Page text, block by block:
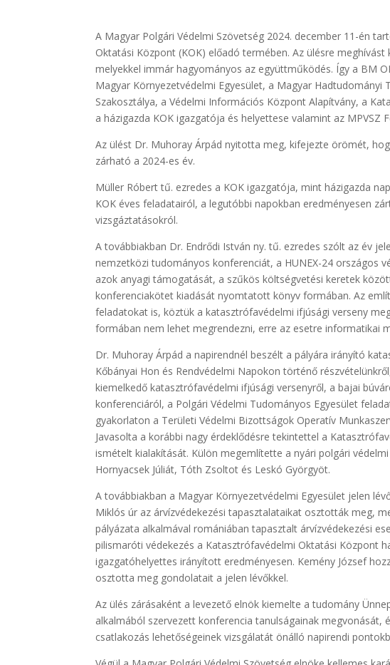
A Magyar Polgári Védelmi Szövetség 2024. december 11-én
Oktatási Központ (KOK) előadó termében. Az ülésre
melyekkel immár hagyományos az együttműködés. Így a BM
Magyar Környezetvédelmi Egyesület, a Magyar
Szakosztálya, a Védelmi Információs Központ Alapítvány, a
a házigazda KOK igazgatója és helyettese valamint az MPVSZ
Az ülést Dr. Muhoray Árpád nyitotta meg, kifejezte örömét,
zárható a 2024-es év.
Müller Róbert tű. ezredes a KOK igazgatója, mint házigazda
KOK éves feladatairól, a legutóbbi napokban eredményesen
vizsgáztatásokról.
A továbbiakban Dr. Endrődi István ny. tű. ezredes szólt az év
nemzetközi tudományos konferenciát, a HUNEX-24 országos
azok anyagi támogatását, a szűkös költségvetési keretek
konferenciakötet kiadását nyomtatott könyv formában. Az
feladatokat is, köztük a katasztrófavédelmi ifjúsági verseny
formában nem lehet megrendezni, erre az esetre informatikai
Dr. Muhoray Árpád a napirendnél beszélt a pályára irányító
Kőbányai Hon és Rendvédelmi Napokon történő
kiemelkedő katasztrófavédelmi ifjúsági versenyről, a bajai
konferenciáról, a Polgári Védelmi Tudományos Egyesület
gyakorlaton a Területi Védelmi Bizottságok Operatív
Javasolta a korábbi nagy érdeklődésre tekintettel a
ismételt kialakítását. Külön megemlítette a nyári polgári
Hornyacsek Júliát, Tóth Zsoltot és Leskó Györgyöt.
A továbbiakban a Magyar Környezetvédelmi Egyesület jelen
Miklós úr az árvízvédekezési tapasztalataikat osztották meg,
pályázata alkalmával romániában tapasztalt árvízvédekezési
pilismaróti védekezés a Katasztrófavédelmi Oktatási Központ
igazgatóhelyettes irányított eredményesen. Kemény József
osztotta meg gondolatait a jelen lévőkkel.
Az ülés zárásaként a levezető elnök kiemelte a tudomány
alkalmából szervezett konferencia tanulságainak
csatlakozás lehetőségeinek vizsgálatát önálló napirendi